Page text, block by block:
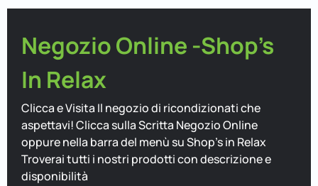
Negozio Online -Shop's
In Relax
Clicca e Visita Il negozio di ricondizionati che
aspettavi! Clicca sulla Scritta Negozio Online
oppure nella barra del menù su Shop's in Relax
Troverai tutti i nostri prodotti con descrizione e
disponibilità